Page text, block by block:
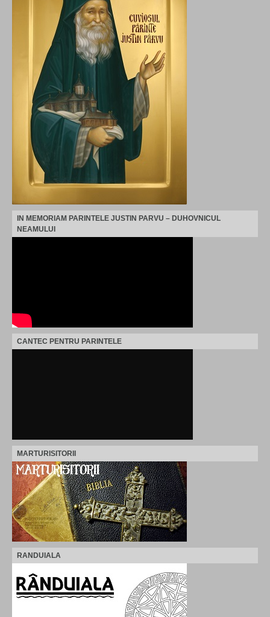
IN MEMORIAM PARINTELE JUSTIN PARVU – DUHOVNICUL
NEAMULUI
CANTEC PENTRU PARINTELE
MARTURISITORII
RANDUIALA